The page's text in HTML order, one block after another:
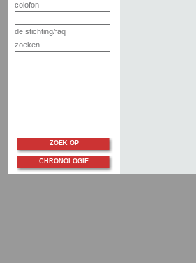
colofon
de stichting/faq
zoeken
ZOEK OP
CHRONOLOGIE